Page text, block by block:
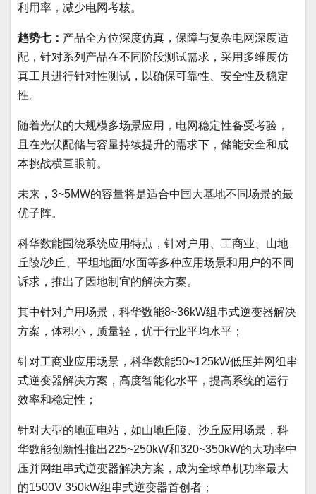
利用率，减少电网考核。
趋势七： 产品全方位深度仿真，保障与复杂电网深度适
配，针对系列产品在不同阶段测试需求，采用多维度仿
真工具进行针对性测试，以确保可靠性、安全性及稳定
性。
随着光伏的大规模多场景应用，电网稳定性备受考验，
且在光伏配储与容量持续提升的需求下，储能安全和成
本挑战横亘眼前。
未来，3~5MW的容量将是适合中国大基地不同场景的最
优子阵。
科华数能围绕系统应用特点，针对户用、工商业、山地
丘陵/沙丘、平坦地面/水面等多种应用场景和用户的不同
诉求，推出了因地制宜的解决方案。
其中针对户用场景，科华数能8~36kW组串式逆变器解决
方案，体积小，质量轻，优于行业平均水平；
针对工商业应用场景，科华数能50~125kW低压并网组串
式逆变器解决方案，高度智能化水平，提高系统的运行
效率和稳定性；
针对大型的地面电站，如山地丘陵、沙丘应用场景，科
华数能创新性推出225~250kW和320~350kW的大功率中
压并网组串式逆变器解决方案，成为全球单机功率最大
的1500V 350kW组串式逆变器首创者；